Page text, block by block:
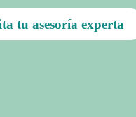
tu asesoría experta